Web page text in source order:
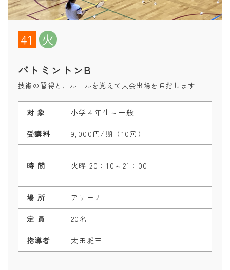
41 火
バトミントンB
技術の習得と、ルールを覚えて大会出場を目指します
対 象 小学４年生～一般
受講料 9,000円/期（10回）
時 間 火曜 20：10～21：00
場 所 アリーナ
定 員 20名
指導者 太田雅三